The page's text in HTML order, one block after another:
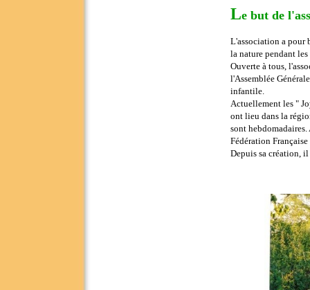
Le but de
L'association a pour
la nature pendant les
Ouverte à tous,
l'Assemblée
infantile.
Actuellement les "
ont lieu dans la
sont
Fédération
Depuis sa création,